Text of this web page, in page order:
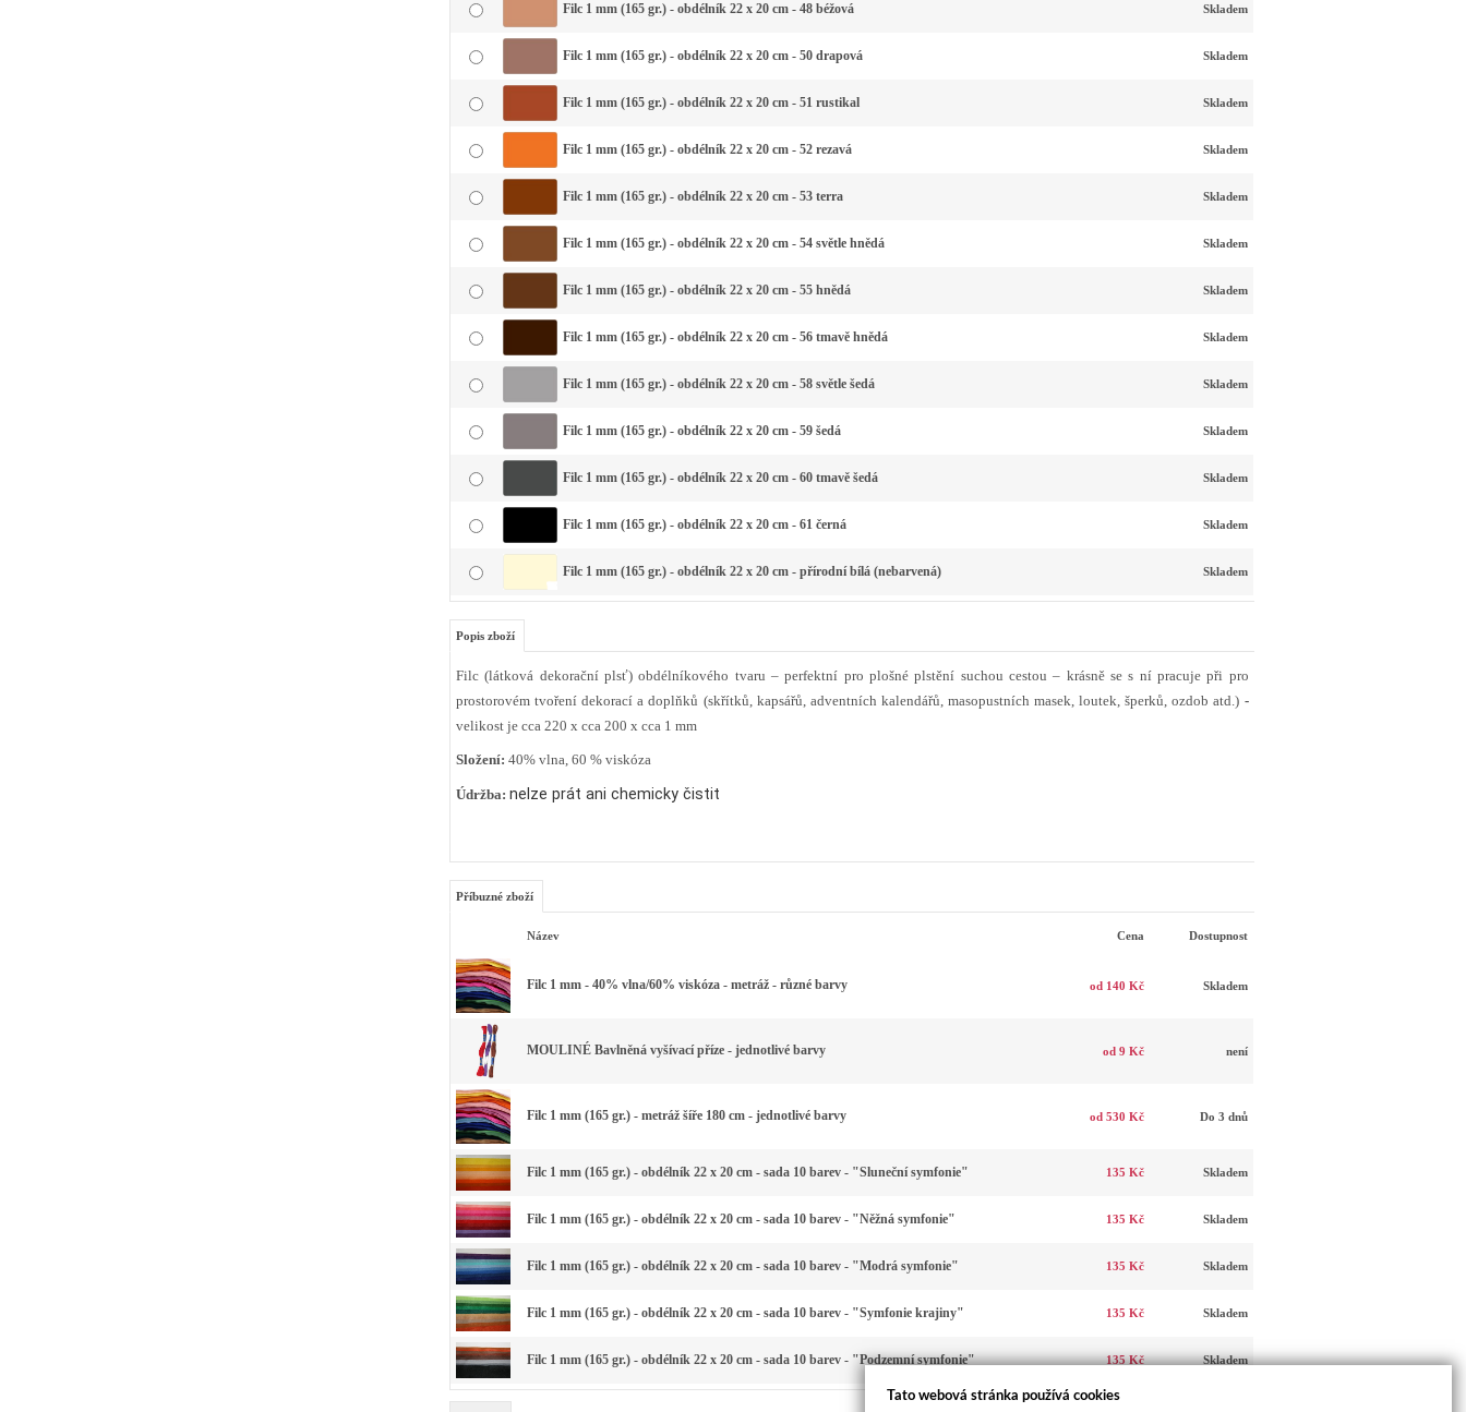
Filc 1 mm (165 gr.) - obdélník 22 x 20 cm - 48 béžová Skladem
Filc 1 mm (165 gr.) - obdélník 22 x 20 cm - 50 drapová Skladem
Filc 1 mm (165 gr.) - obdélník 22 x 20 cm - 51 rustikal Skladem
Filc 1 mm (165 gr.) - obdélník 22 x 20 cm - 52 rezavá Skladem
Filc 1 mm (165 gr.) - obdélník 22 x 20 cm - 53 terra Skladem
Filc 1 mm (165 gr.) - obdélník 22 x 20 cm - 54 světle hnědá Skladem
Filc 1 mm (165 gr.) - obdélník 22 x 20 cm - 55 hnědá Skladem
Filc 1 mm (165 gr.) - obdélník 22 x 20 cm - 56 tmavě hnědá Skladem
Filc 1 mm (165 gr.) - obdélník 22 x 20 cm - 58 světle šedá Skladem
Filc 1 mm (165 gr.) - obdélník 22 x 20 cm - 59 šedá Skladem
Filc 1 mm (165 gr.) - obdélník 22 x 20 cm - 60 tmavě šedá Skladem
Filc 1 mm (165 gr.) - obdélník 22 x 20 cm - 61 černá Skladem
Filc 1 mm (165 gr.) - obdélník 22 x 20 cm - přírodní bílá (nebarvená) Skladem
Popis zboží
Filc (látková dekorační plsť) obdélníkového tvaru – perfektní pro plošné plstění suchou cestou – krásně se s ní pracuje při pro
prostorovém tvoření dekorací a doplňků (skřítků, kapsářů, adventních kalendářů, masopustních masek, loutek, šperků, ozdob atd.) -
velikost je cca 220 x cca 200 x cca 1 mm
Složení: 40% vlna, 60 % viskóza
Údržba: nelze prát ani chemicky čistit
Příbuzné zboží
Název Cena Dostupnost
Filc 1 mm - 40% vlna/60% viskóza - metráž - různé barvy od 140 Kč Skladem
MOULINÉ Bavlněná vyšívací příze - jednotlivé barvy od 9 Kč není
Filc 1 mm (165 gr.) - metráž šíře 180 cm - jednotlivé barvy od 530 Kč Do 3 dnů
Filc 1 mm (165 gr.) - obdélník 22 x 20 cm - sada 10 barev - "Sluneční symfonie" 135 Kč Skladem
Filc 1 mm (165 gr.) - obdélník 22 x 20 cm - sada 10 barev - "Něžná symfonie" 135 Kč Skladem
Filc 1 mm (165 gr.) - obdélník 22 x 20 cm - sada 10 barev - "Modrá symfonie" 135 Kč Skladem
Filc 1 mm (165 gr.) - obdélník 22 x 20 cm - sada 10 barev - "Symfonie krajiny" 135 Kč Skladem
Filc 1 mm (165 gr.) - obdélník 22 x 20 cm - sada 10 barev - "Podzemní symfonie" 135 Kč Skladem
Tato webová stránka používá cookies